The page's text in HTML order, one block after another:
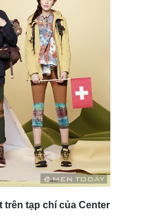
trên tạp chí của Center